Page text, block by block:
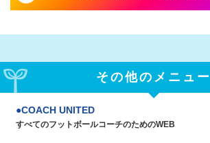
その他のメニュー
COACH UNITED
すべてのフットボールコーチのためのWEB